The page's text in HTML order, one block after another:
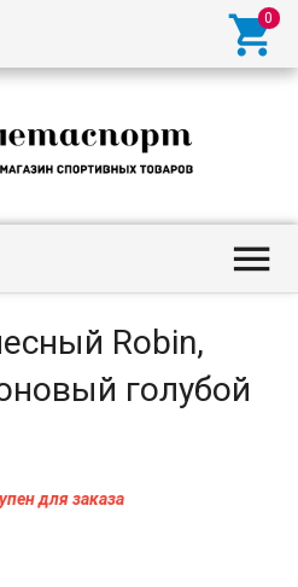


Robin,
голубой
для заказа